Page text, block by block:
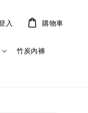
竹炭內褲
入 購物車